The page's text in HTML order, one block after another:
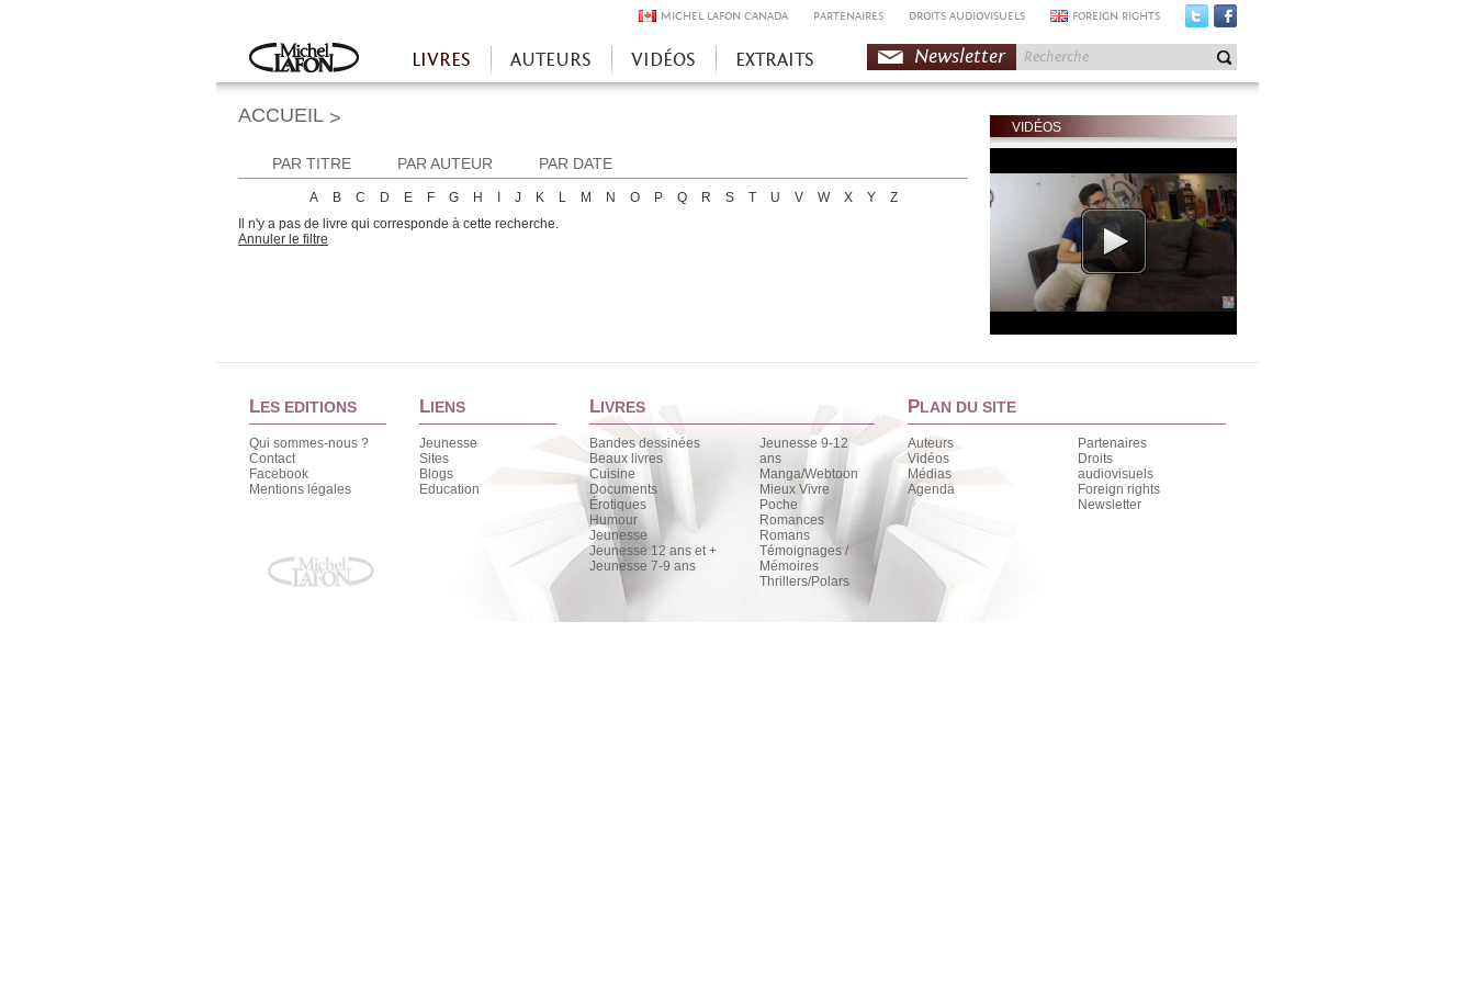
MICHEL LAFON CANADA PARTENAIRES DROITS AUDIOVISUELS FOREIGN RIGHTS
Accueil
LIVRES AUTEURS VIDÉOS EXTRAITS Newsletter
ACCUEIL >
PAR TITRE PAR AUTEUR PAR DATE
A B C D E F G H J K L M N O P Q R S T U V W X Y
Z
Il n'y a pas de livre qui corresponde à cette recherche.
Annuler le filtre
VIDÉOS
LES EDITIONS
Qui sommes-nous ?
Contact
Facebook
Mentions légales
LIENS
Jeunesse
Sites
Blogs
Education
LIVRES
Bandes dessinées
Beaux livres
Cuisine
Documents
Érotiques
Humour
Jeunesse
Jeunesse 12 ans et +
Jeunesse 7-9 ans
Jeunesse 9-12
ans
Manga/Webtoon
Mieux Vivre
Poche
Romances
Romans
Témoignages /
Mémoires
Thrillers/Polars
PLAN DU SITE
Auteurs
Vidéos
Médias
Agenda
Partenaires
Droits
audiovisuels
Foreign rights
Newsletter